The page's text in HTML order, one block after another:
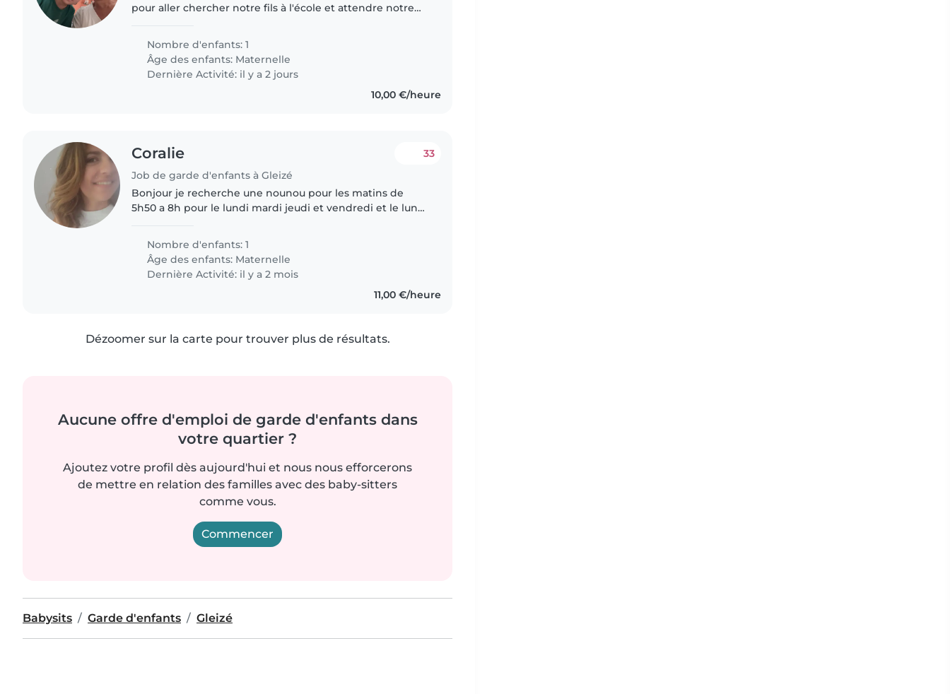
pour aller chercher notre fils à l'école et attendre notre
Nombre d'enfants: 1
Âge des enfants: Maternelle
Dernière Activité: il y a 2 jours
10,00 €/heure
Coralie
Job de garde d'enfants à Gleizé
33
Bonjour je recherche une nounou pour les matins de
5h50 a 8h pour le lundi mardi jeudi et vendredi et le lundi
Nombre d'enfants: 1
Âge des enfants: Maternelle
Dernière Activité: il y a 2 mois
11,00 €/heure
Dézoomer sur la carte pour trouver plus de résultats.
Aucune offre d'emploi de garde d'enfants dans
votre quartier ?
Ajoutez votre profil dès aujourd'hui et nous nous efforcerons
de mettre en relation des familles avec des baby-sitters
comme vous.
Commencer
Babysits Garde d'enfants Gleizé